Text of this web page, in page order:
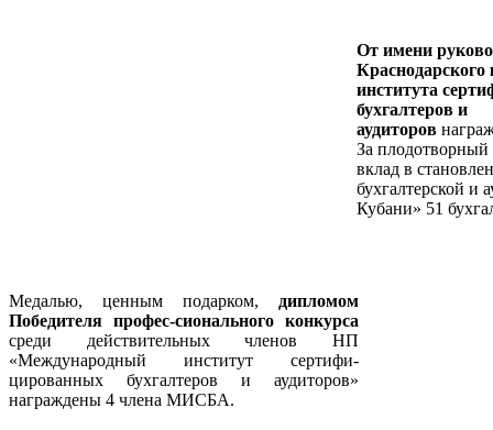
От имени
института
бухгалтеров и
аудиторов
За
вклад в
бухгалтерской и
Кубани» 51
Медалью, ценным подарком, дипломом
Победителя профес-сионального конкурса
среди действительных членов НП
«Международный институт сертифи-
цированных бухгалтеров и аудиторов»
награждены 4 члена МИСБА.